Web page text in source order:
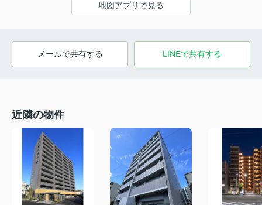
地図アプリで見る
メールで共有する LINEで共有する
近隣の物件